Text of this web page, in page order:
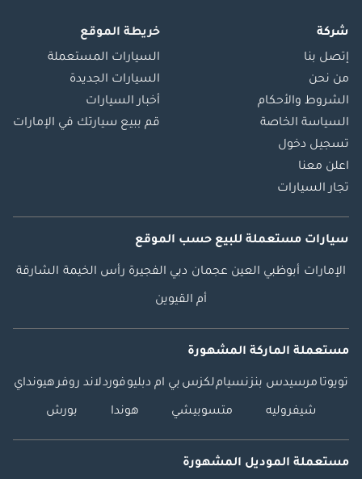
شركة
إتصل بنا
من نحن
الشروط والأحكام
السياسة الخاصة
تسجيل دخول
اعلن معنا
تجار السيارات
خريطة الموقع
السيارات المستعملة
السيارات الجديدة
أخبار السيارات
قم ببيع سيارتك في الإمارات
سيارات مستعملة للبيع حسب الموقع
الإمارات أبوظبي العين عجمان دبي الفجيرة رأس الخيمة الشارقة
أم القيوين
مستعملة الماركة المشهورة
تويوتا مرسيدس بنزنسياملكزس بي ام دبليوفوردلاند روفرهيونداي
شيفروليه متسوبيشي هوندا بورش
مستعملة الموديل المشهورة